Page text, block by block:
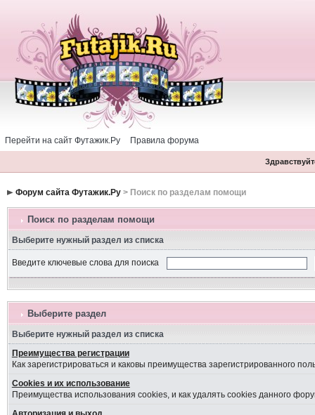
Перейти на сайт Футажик.Ру Правила форума
Форум сайта Футажик.Ру> Поиск по разделам помощи
Поиск по разделам помощи
Выберите нужный раздел из списка
Введите ключевые слова для поиска
Выберите раздел
Выберите нужный раздел из списка
Преимущества регистрации
Как зарегистрироваться и каковы преимущества зарегистрированного
Cookies и их использование
Преимущества использования cookies, и как удалять cookies данного